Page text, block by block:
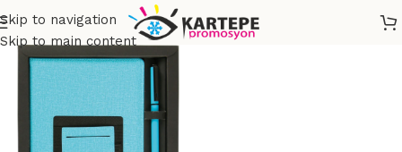
Skip to navigation
Skip to main content